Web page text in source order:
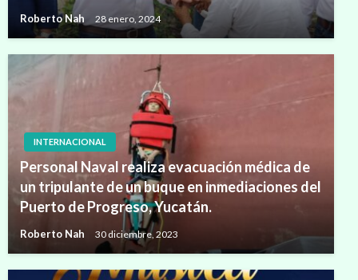
Roberto Nah 28 enero, 2024
INTERNACIONAL
Personal Naval realiza evacuación médica de
un tripulante de un buque en inmediaciones del
Puerto de Progreso, Yucatán.
Roberto Nah 30 diciembre, 2023